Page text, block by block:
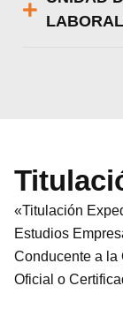
«Titulación
Estudios
Conducente a la
Oficial o